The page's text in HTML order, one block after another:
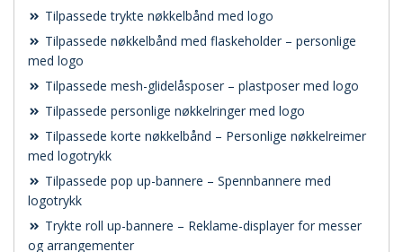
Tilpassede trykte nøkkelbånd med logo
Tilpassede nøkkelbånd med flaskeholder – personlige
med logo
Tilpassede mesh-glidelåsposer – plastposer med logo
Tilpassede personlige nøkkelringer med logo
Tilpassede korte nøkkelbånd – Personlige nøkkelreimer
med logotrykk
Tilpassede pop up-bannere – Spennbannere med
logotrykk
Trykte roll up-bannere – Reklame-displayer for messer
og arrangementer